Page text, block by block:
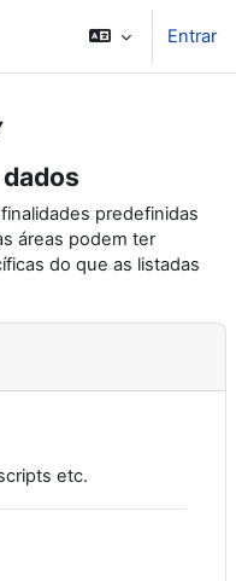
Entrar
predefinidas
áreas podem ter
do que as listadas
etc.